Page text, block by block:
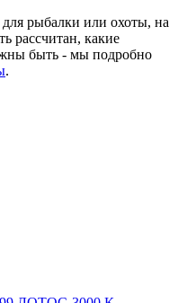
рыбалки или охоты, на
рассчитан, какие
быть - мы подробно
.